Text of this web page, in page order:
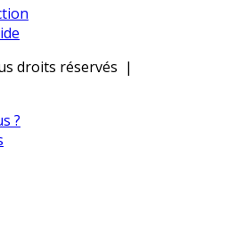
droits réservés |
?